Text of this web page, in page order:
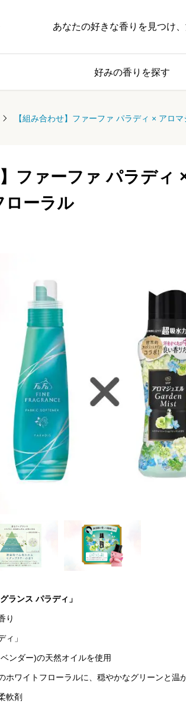
あなたの好きな香りを見つけ
好みの香りを探す
【組み合わせ】ファーファ パラディ × アロ
】ファーファ パラディ
ローラル
ランス パラディ」
り
ィ」
ンダー)の天然オイルを使用
ホワイトフローラルに、穏やかなグリーンと温
軟剤